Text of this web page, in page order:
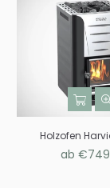
Holzofen
ab